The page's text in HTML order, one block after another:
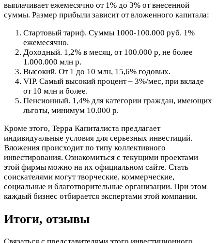
выплачивает ежемесячно от 1% до 3% от внесенной
суммы. Размер прибыли зависит от вложенного капитала:
Стартовый тариф. Суммы 1000-100.000 руб. 1%
ежемесячно.
Доходный. 1,2% в месяц, от 100.000 р, не более
1.000.000 млн р.
Высокий. От 1 до 10 млн, 15,6% годовых.
VIP. Самый высокий процент – 3%/мес, при вкладе
от 10 млн и более.
Пенсионный. 1,4% для категории граждан, имеющих
льготы, минимум 10.000 р.
Кроме этого, Терра Капиталиста предлагает
индивидуальные условия для серьезных инвестиций.
Вложения происходит по типу коллективного
инвестирования. Ознакомиться с текущими проектами
этой фирмы можно на их официальном сайте. Стать
соискателями могут творческие, коммерческие,
социальные и благотворительные организации. При этом
каждый бизнес отбирается экспертами этой компании.
Итоги, отзывы